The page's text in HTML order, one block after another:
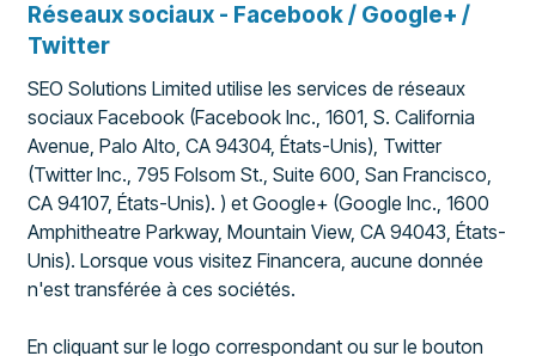
Réseaux sociaux - Facebook / Google+ /
Twitter
SEO Solutions Limited utilise les services de réseaux
sociaux Facebook (Facebook Inc., 1601, S. California
Avenue, Palo Alto, CA 94304, États-Unis), Twitter
(Twitter Inc., 795 Folsom St., Suite 600, San Francisco,
CA 94107, États-Unis). ) et Google+ (Google Inc., 1600
Amphitheatre Parkway, Mountain View, CA 94043, États-
Unis). Lorsque vous visitez Financera, aucune donnée
n'est transférée à ces sociétés.
En cliquant sur le logo correspondant ou sur le bouton